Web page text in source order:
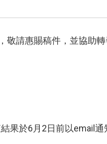
敬請惠賜稿件，並協助
果於6月2日前以email通